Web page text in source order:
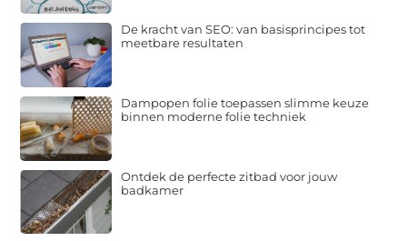
De kracht van SEO: van basisprincipes tot
meetbare resultaten
Dampopen folie toepassen slimme keuze
binnen moderne folie techniek
Ontdek de perfecte zitbad voor jouw
badkamer